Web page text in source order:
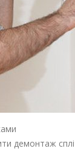
демонтаж